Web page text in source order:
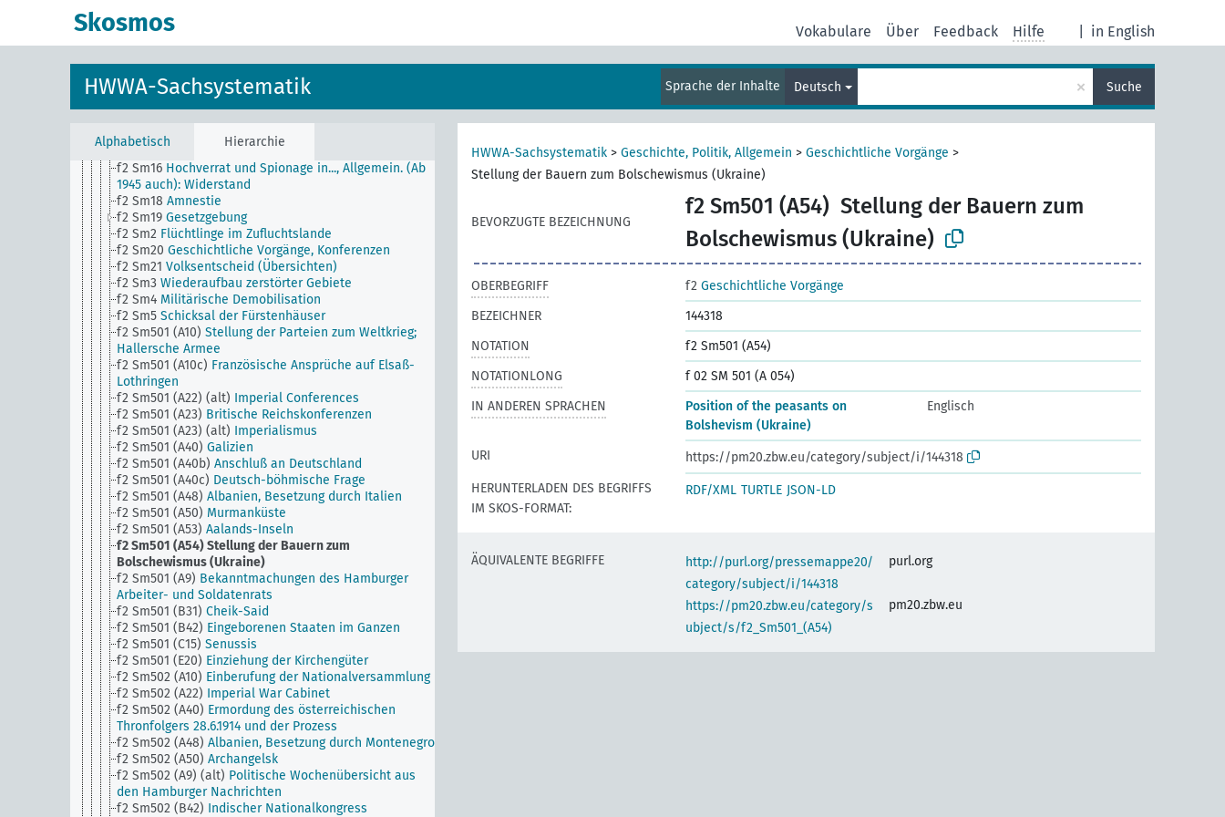
Skosmos in English
Vokabulare Über Feedback Hilfe
HWWA-Sachsystematik Sprache der Inhalte Deutsch × Suche
Alphabetisch Hierarchie
f Sm503 (A10) (alt)
f2 Sm11 Frontkämpfer, Allgemein
Jahresübersichten (Geschichtliche
f2 Sm14 Autonomiebestrebungen,
f2 Sm16 Hochverrat und Spionage in..., Allgemein. (Ab
1945 auch): Widerstand
f2 Sm18 Amnestie
f2 Sm19 Gesetzgebung
f2 Sm2 Flüchtlinge im Zufluchtslande
f2 Sm20 Geschichtliche Vorgänge, Konferenzen
f2 Sm21 Volksentscheid (Übersichten)
f2 Sm3 Wiederaufbau zerstörter Gebiete
f2 Sm4 Militärische Demobilisation
f2 Sm5 Schicksal der Fürstenhäuser
f2 Sm501 (A10) Stellung der Parteien zum Weltkrieg;
Hallersche Armee
f2 Sm501 (A10c) Französische Ansprüche auf Elsaß-
Lothringen
f2 Sm501 (A22) (alt) Imperial Conferences
f2 Sm501 (A23) Britische Reichskonferenzen
f2 Sm501 (A23) (alt) Imperialismus
f2 Sm501 (A40) Galizien
f2 Sm501 (A40b) Anschluß an Deutschland
f2 Sm501 (A40c) Deutsch-böhmische Frage
f2 Sm501 (A48) Albanien, Besetzung durch Italien
f2 Sm501 (A50) Murmanküste
f2 Sm501 (A53) Aalands-Inseln
f2 Sm501 (A54)Stellung der Bauern zum
Bolschewismus (Ukraine)
f2 Sm501 (A9) Bekanntmachungen des Hamburger
Arbeiter- und Soldatenrats
f2 Sm501 (B31) Cheik-Said
f2 Sm501 (B42) Eingeborenen Staaten im Ganzen
f2 Sm501 (C15) Senussis
f2 Sm501 (E20) Einziehung der Kirchengüter
f2 Sm502 (A10) Einberufung der Nationalversammlung
f2 Sm502 (A22) Imperial War Cabinet
f2 Sm502 (A40) Ermordung des österreichischen
Thronfolgers 28.6.1914 und der Prozess
f2 Sm502 (A48) Albanien, Besetzung durch Montenegro
f2 Sm502 (A50) Archangelsk
f2 Sm502 (A9) (alt) Politische Wochenübersicht aus
den Hamburger Nachrichten
f2 Sm502 (B42) Indischer Nationalkongress
HWWA-Sachsystematik > Geschichte, Politik, Allgemein > Geschichtliche Vorgänge >
Stellung der Bauern zum Bolschewismus (Ukraine)
BEVORZUGTE BEZEICHNUNG
f2 Sm501 (A54) Stellung der Bauern zum
Bolschewismus (Ukraine)
OBERBEGRIFF f2 Geschichtliche Vorgänge
BEZEICHNER
144318
NOTATION
f2 Sm501 (A54)
NOTATIONLONG
f 02 SM 501 (A 054)
IN ANDEREN SPRACHEN
Position of the peasants on
Bolshevism (Ukraine)
Englisch
URI
https://pm20.zbw.eu/category/subject/i/144318
HERUNTERLADEN DES BEGRIFFS
IM SKOS-FORMAT:
RDF/XML TURTLE JSON-LD
ÄQUIVALENTE BEGRIFFE
http://purl.org/pressemappe20/
category/subject/i/144318
purl.org
https://pm20.zbw.eu/category/s
ubject/s/f2_Sm501_(A54)
pm20.zbw.eu